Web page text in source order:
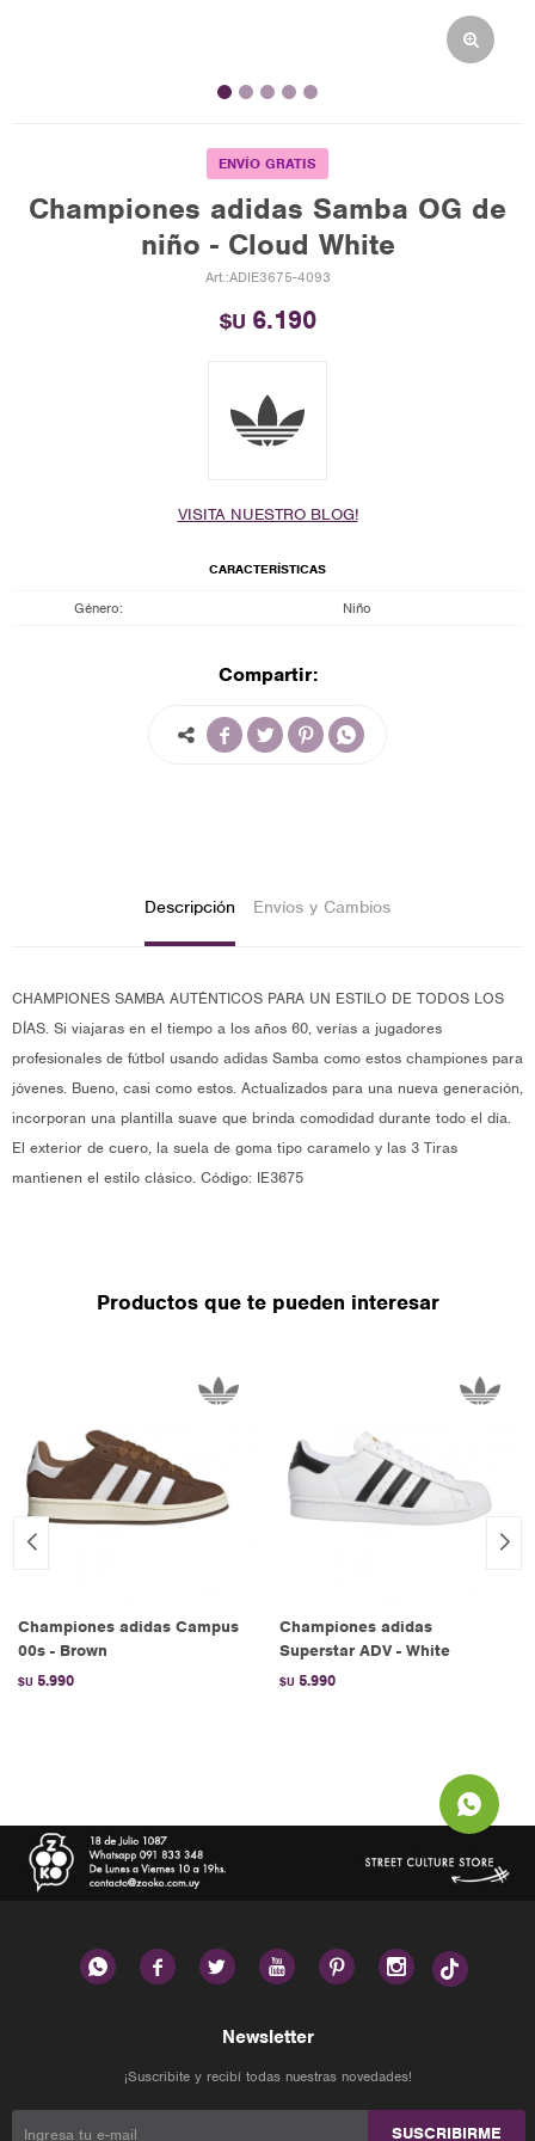
ENVÍO GRATIS
Championes adidas Samba OG de
niño - Cloud White
ADIE3675-4093
$U 6.190
VISITA NUESTRO BLOG!
CARACTERÍSTICAS
Género Niño
Compartir:
   
Descripción Envíos y Cambios
CHAMPIONES SAMBA AUTÉNTICOS PARA UN ESTILO DE TODOS LOS
DÍAS. Si viajaras en el tiempo a los años 60, verías a jugadores
profesionales de fútbol usando adidas Samba como estos championes para
jóvenes. Bueno, casi como estos. Actualizados para una nueva generación,
incorporan una plantilla suave que brinda comodidad durante todo el día.
El exterior de cuero, la suela de goma tipo caramelo y las 3 Tiras
mantienen el estilo clásico. Código: IE3675
Productos que te pueden interesar
Championes adidas Campus
00s - Brown
$U 5.990
Championes adidas
Superstar ADV - White
$U 5.990
     
Newsletter
¡Suscribite y recibí todas nuestras novedades!
SUSCRIBIRME